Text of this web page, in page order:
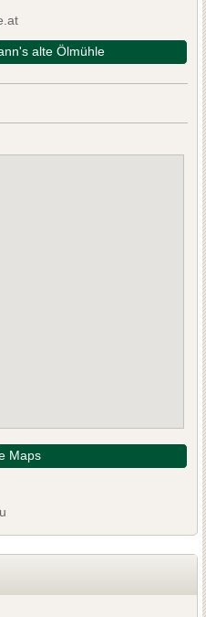
alte Ölmühle
Maps